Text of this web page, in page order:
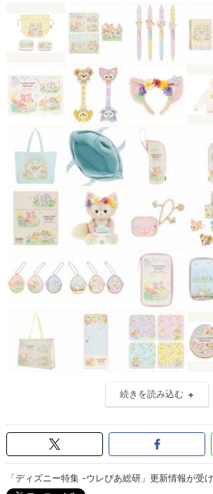
続きを読み込む
「ディズニー特集 -ウレぴあ総研」更新情報が受